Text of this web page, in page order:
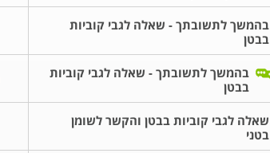
בהמשך לתשובתך - שאלה לגבי קוביות
בבטן
בהמשך לתשובתך - שאלה לגבי קוביות
בבטן
שאלה לגבי קוביות בבטן והקשר לשומן
בטני